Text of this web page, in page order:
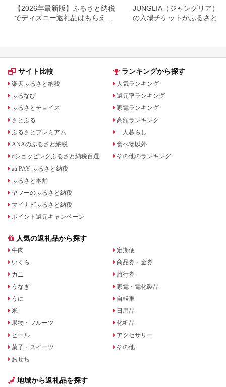
【2026年最新版】ふるさと納税
でディズニー返礼品はもらえ
JUNGLIA（ジャングリア）
の入場チケットがふるさと納
サイト比較
楽天ふるさと納税
ふるなび
ふるさとチョイス
さとふる
ふるさとプレミアム
ANAのふるさと納税
dショッピングふるさと納税百選
au PAY ふるさと納税
ふるさと本舗
ヤフーのふるさと納税
マイナビふるさと納税
ポイント還元キャンペーン
ランキングから探す
人気ランキング
還元率ランキング
家電ランキング
高額ランキング
一人暮らし
食べ物以外
その他のランキング
人気の返礼品から探す
牛肉
いくら
カニ
うなぎ
うに
米
果物・フルーツ
ビール
菓子・スイーツ
おせち
定期便
商品券・金券
旅行券
家電・電化製品
自転車
日用品
化粧品
アクセサリー
その他
地域から返礼品を探す